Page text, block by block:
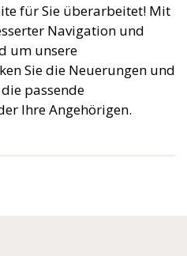
für Sie überarbeitet! Mit
Navigation und
um unsere
Sie die Neuerungen und
passende
Ihre Angehörigen.